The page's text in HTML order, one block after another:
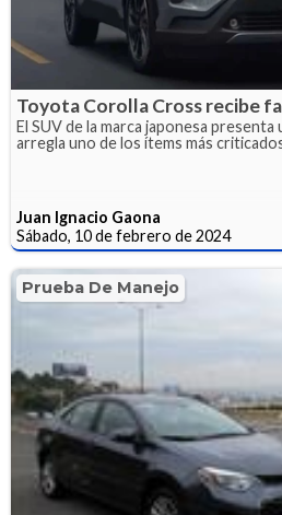
Toyota Corolla Cross recibe
El SUV de la marca japonesa
arregla uno de los ítems más
Juan Ignacio Gaona
Sábado, 10 de febrero de 2024
Prueba De Manejo